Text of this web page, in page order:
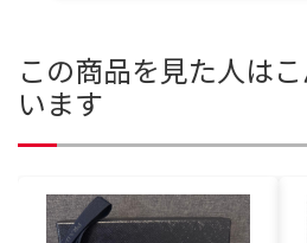
この商品を見た人は
います